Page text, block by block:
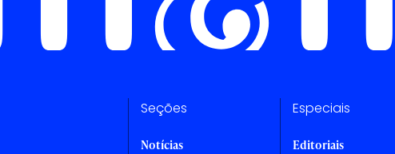
Seções
Notícias
Especiais
Editoriais